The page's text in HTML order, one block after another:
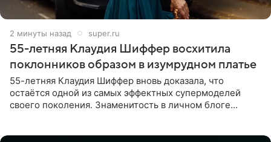
2 минуты назад super.ru
55-летняя Клаудия Шиффер восхитила
поклонников образом в изумрудном платье
55-летняя Клаудия Шиффер вновь доказала, что
остаётся одной из самых эффектных супермоделей
своего поколения. Знаменитость в личном блоге